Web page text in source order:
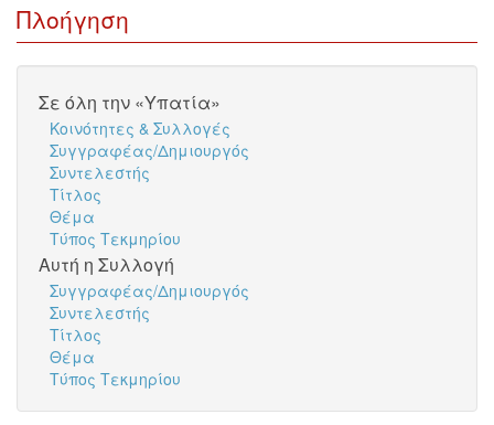
Πλοήγηση
Σε όλη την «Υπατία»
Κοινότητες & Συλλογές
Συγγραφέας/Δημιουργός
Συντελεστής
Τίτλος
Θέμα
Τύπος Τεκμηρίου
Αυτή η Συλλογή
Συγγραφέας/Δημιουργός
Συντελεστής
Τίτλος
Θέμα
Τύπος Τεκμηρίου